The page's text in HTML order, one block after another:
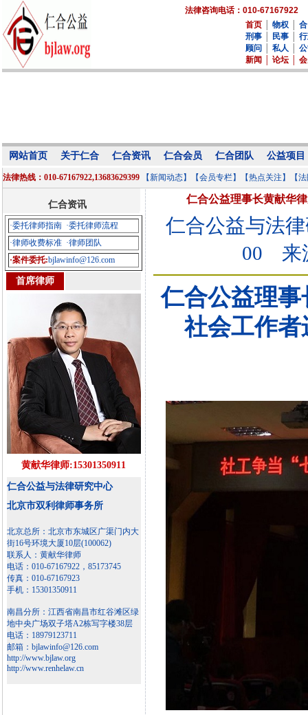
法律咨询电话：010-67167922
首页
物权
刑事
民事
顾问
私人
新闻
论坛
网站首页 关于仁合 仁合资讯 仁合会员 仁合团队 公益项目
法律热线：010-67167922,13683629399 【新闻动态】 【会员专栏】 【热点关注】 【
仁合资讯
·委托律师指南 ·委托律师流程
·律师收费标准 ·律师团队
·案件委托:bjlawinfo@126.com
首席律师
黄献华律师:15301350911
仁合公益与法律研究中心
北京市双利律师事务所
北京总所：北京市东城区广渠门内大
街16号环境大厦10层(100062)
联系人：黄献华律师
电话：010-67167922，85173745
传真：010-67167923
手机：15301350911
南昌分所：江西省南昌市红谷滩区绿
地中央广场双子塔A2栋写字楼38层
电话：18979123711
邮箱：bjlawinfo@126.com
http://www.bjlaw.org
http://www.renhelaw.cn
仁合公益理事长黄献华
仁合公益与法
00
来
仁合公益理
社会工作